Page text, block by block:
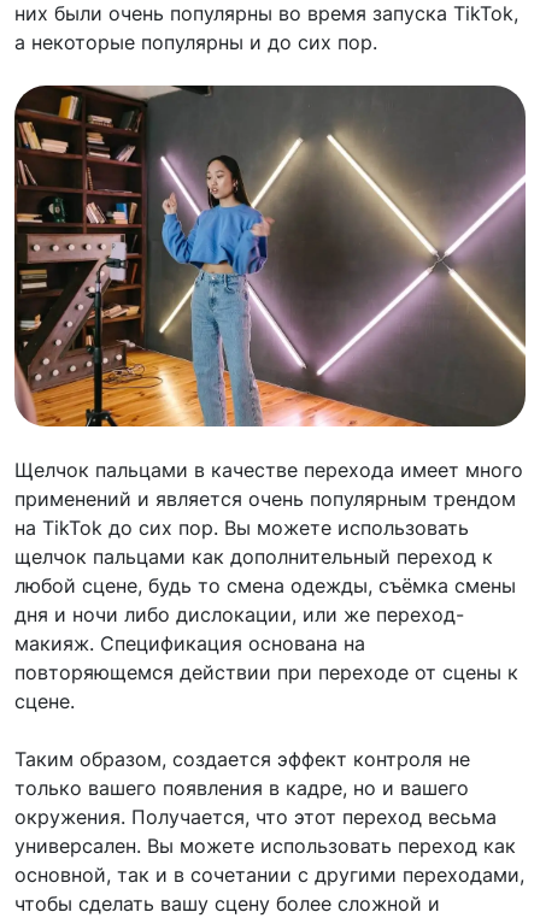
них были очень популярны во время запуска TikTok,
а некоторые популярны и до сих пор.
Щелчок пальцами в качестве перехода имеет много
применений и является очень популярным трендом
на TikTok до сих пор. Вы можете использовать
щелчок пальцами как дополнительный переход к
любой сцене, будь то смена одежды, съёмка смены
дня и ночи либо дислокации, или же переход-
макияж. Спецификация основана на
повторяющемся действии при переходе от сцены к
сцене.
Таким образом, создается эффект контроля не
только вашего появления в кадре, но и вашего
окружения. Получается, что этот переход весьма
универсален. Вы можете использовать переход как
основной, так и в сочетании с другими переходами,
чтобы сделать вашу сцену более сложной и